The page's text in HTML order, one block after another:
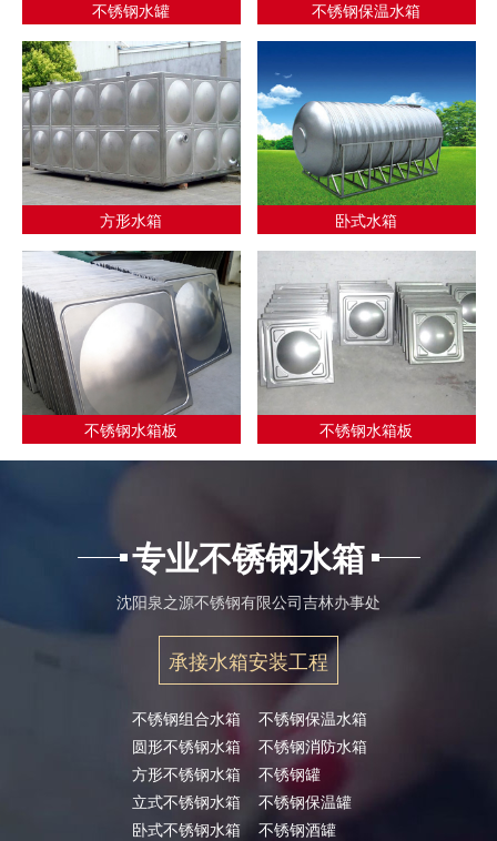
不锈钢水罐 不锈钢保温水箱
方形水箱 卧式水箱
不锈钢水箱板 不锈钢水箱板
专业不锈钢水箱
沈阳泉之源不锈钢有限公司吉林办事处
承接水箱安装工程
不锈钢组合水箱
圆形不锈钢水箱
方形不锈钢水箱
立式不锈钢水箱
卧式不锈钢水箱
不锈钢保温水箱
不锈钢消防水箱
不锈钢罐
不锈钢保温罐
不锈钢酒罐